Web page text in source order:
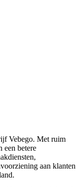
Vebego. Met ruim
een betere
aan klanten